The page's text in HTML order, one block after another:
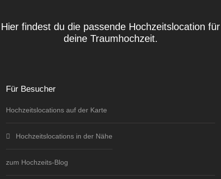
Hier findest du die passende Hochzeitslocation für
deine Traumhochzeit.
Für Besucher
Hochzeitslocations auf der Karte
Hochzeitslocations in der Nähe
zum Hochzeits-Blog